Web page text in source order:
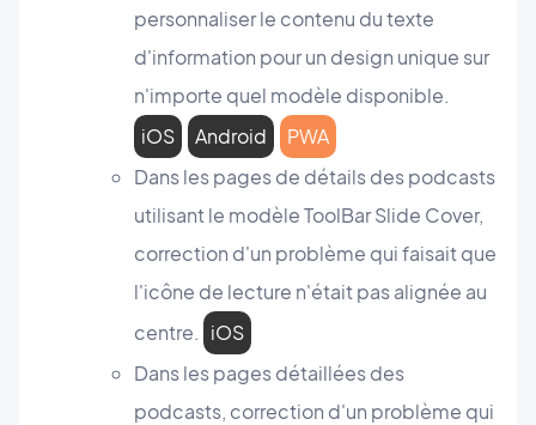
personnaliser le contenu du texte
d'information pour un design unique sur
n'importe quel modèle disponible.
iOS
Android
PWA
Dans les pages de détails des podcasts
utilisant le modèle ToolBar Slide Cover,
correction d'un problème qui faisait que
l'icône de lecture n'était pas alignée au
centre. iOS
Dans les pages détaillées des
podcasts, correction d'un problème qui